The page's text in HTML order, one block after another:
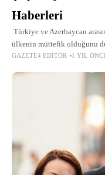
Haberleri
Türkiye ve Azerbaycan
ülkenin müttefik olduğunu
devlet başkanlarının tarihi
GAZETE4 EDITÖR 1 YIL